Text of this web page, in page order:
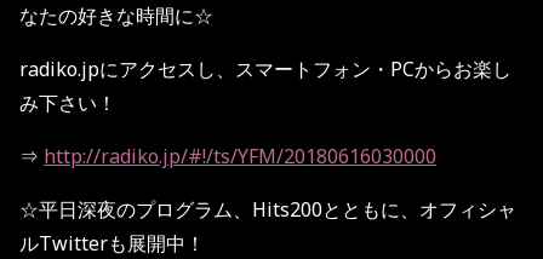
なたの好きな時間に☆
radiko.jpにアクセスし、スマートフォン・ PCからお楽し
み下さい！
⇒ http://radiko.jp/#!/ts/YFM/20180616030000
☆平日深夜のプログラム、 Hits200とともに、オフィシャ
ルTwitterも展開中！